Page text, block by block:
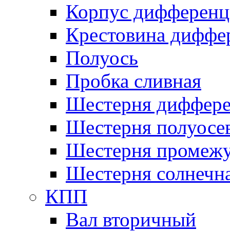
Корпус
Крестовина
Полуось
Пробка сливная
Шестерня
Шестерня
Шестерня
Шестерня
КПП
Вал вторичный